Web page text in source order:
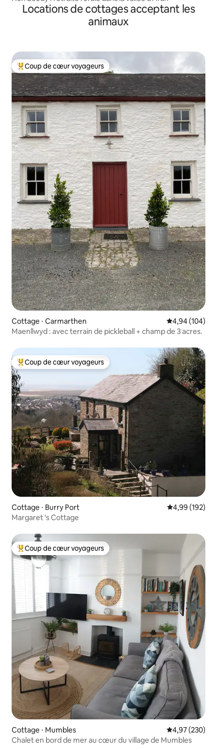
Locations de cottages acceptant les
animaux
Coups de cœur voyageurs les plus appréciés
Coup de cœur voyageurs
Cottage ⋅ Carmarthen Évaluation
4,94 (104)
Maenllwyd : avec terrain de pickleball + champ de 3 acres.
Coups de cœur voyageurs les plus appréciés
Coup de cœur voyageurs
Cottage ⋅ Burry Port Évaluation
4,99 (192)
Margaret 's Cottage
Coups de cœur voyageurs les plus appréciés
Coup de cœur voyageurs
Cottage ⋅ Mumbles Évaluation
4,97 (230)
Chalet en bord de mer au cœur du village de Mumbles